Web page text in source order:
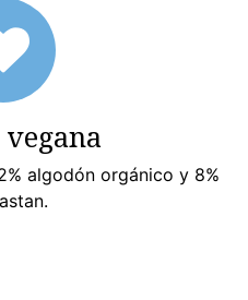
algodón orgánico y 8%